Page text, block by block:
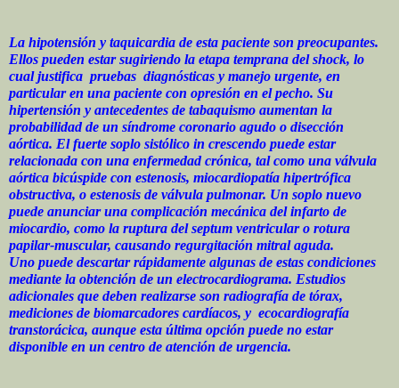
La hipotensión y taquicardia de esta paciente son preocupantes.
Ellos pueden estar sugiriendo la etapa temprana del shock, lo
cual justifica pruebas diagnósticas y manejo urgente, en
particular en una paciente con opresión en el pecho. Su
hipertensión y antecedentes de tabaquismo aumentan la
probabilidad de un síndrome coronario agudo o disección
aórtica. El fuerte soplo sistólico in crescendo puede estar
relacionada con una enfermedad crónica, tal como una válvula
aórtica bicúspide con estenosis, miocardiopatía hipertrófica
obstructiva, o estenosis de válvula pulmonar. Un soplo nuevo
puede anunciar una complicación mecánica del infarto de
miocardio, como la ruptura del septum ventricular o rotura
papilar-muscular, causando regurgitación mitral aguda.
Uno puede descartar rápidamente algunas de estas condiciones
mediante la obtención de un electrocardiograma. Estudios
adicionales que deben realizarse son radiografía de tórax,
mediciones de biomarcadores cardíacos, y ecocardiografía
transtorácica, aunque esta última opción puede no estar
disponible en un centro de atención de urgencia.